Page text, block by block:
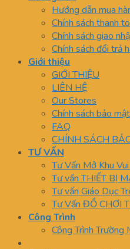
Hướng dẫn mua
Chính sách thanh
Chính sách giao
Chính sách đổi trả
Giới thiệu
GIỚI THIỆU
LIÊN HỆ
Our Stores
Chính sách bảo mật
FAQ
CHÍNH SÁCH
TƯ VẤN
Tư Vấn Mở Khu
Tư vấn THIẾT BỊ
Tư vấn Giáo Dục
Tư Vấn ĐỒ CHƠI
Công Trình
Công Trình Trường